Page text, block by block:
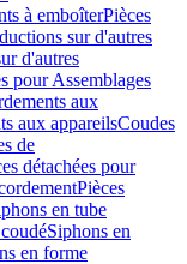
à emboîterPièces
sur d'autres
d'autres
pour Assemblages
aux
aux appareilsCoudes
de
détachées pour
Pièces
en tube
Siphons en
en forme